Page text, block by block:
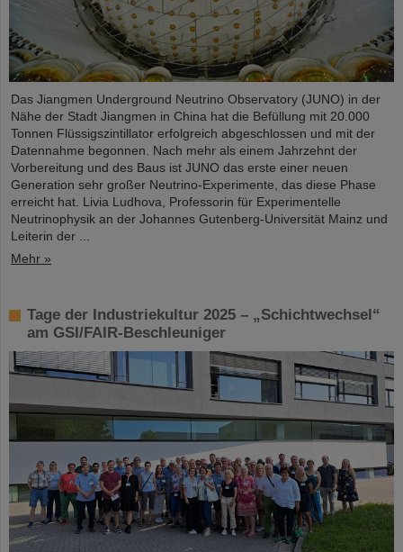
Das Jiangmen Underground Neutrino Observatory (JUNO) in der
Nähe der Stadt Jiangmen in China hat die Befüllung mit 20.000
Tonnen Flüssigszintillator erfolgreich abgeschlossen und mit der
Datennahme begonnen. Nach mehr als einem Jahrzehnt der
Vorbereitung und des Baus ist JUNO das erste einer neuen
Generation sehr großer Neutrino-Experimente, das diese Phase
erreicht hat. Livia Ludhova, Professorin für Experimentelle
Neutrinophysik an der Johannes Gutenberg-Universität Mainz und
Leiterin der ...
Mehr »
Tage der Industriekultur 2025 – „Schichtwechsel“
am GSI/FAIR-Beschleuniger